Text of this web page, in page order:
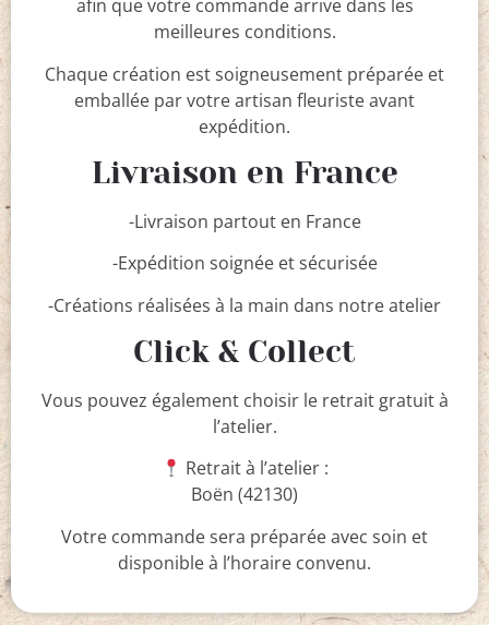
afin que votre commande arrive dans les
meilleures conditions.
Chaque création est soigneusement préparée et
emballée par votre artisan fleuriste avant
expédition.
Livraison en France
-Livraison partout en France
-Expédition soignée et sécurisée
-Créations réalisées à la main dans notre atelier
Click & Collect
Vous pouvez également choisir le retrait gratuit à
l’atelier.
Retrait à l’atelier :
Boën (42130)
Votre commande sera préparée avec soin et
disponible à l’horaire convenu.